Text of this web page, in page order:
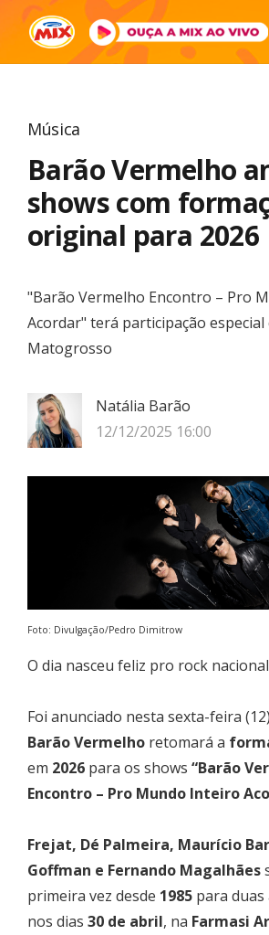
Música
Barão Vermelho
shows com
original para 2026
"Barão Vermelho Encontro – Pro
Acordar" terá participação especial
Matogrosso
Natália Barão
12/12/2025 16:00
Foto: Divulgação/Pedro Dimitrow
O dia nasceu feliz pro rock
Foi anunciado nesta sexta-feira
Barão Vermelho retomará a
em 2026 para os shows “Barão
Encontro – Pro Mundo Inteiro
Frejat, Dé Palmeira, Maurício
Goffman e Fernando Magalhães
primeira vez desde 1985 para
nos dias 30 de abril, na Farmasi